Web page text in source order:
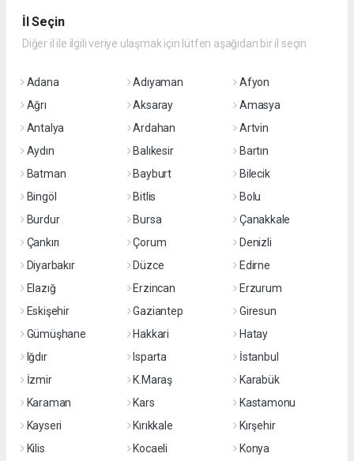
İl Seçin
Diğer il ile ilgili veriye ulaşmak için lütfen aşağıdan bir il seçin
Adana Adıyaman
Afyon
Ağrı
Aksaray
Amasya
Antalya
Ardahan
Artvin
Aydın
Balıkesir
Bartın
Batman
Bayburt
Bilecik
Bingöl
Bitlis
Bolu
Burdur
Bursa
Çanakkale
Çankırı
Çorum
Denizli
Diyarbakır
Düzce
Edirne
Elazığ
Erzincan
Erzurum
Eskişehir
Gaziantep
Giresun
Gümüşhane
Hakkari
Hatay
Iğdır
Isparta
İstanbul
İzmir
K.Maraş
Karabük
Karaman
Kars
Kastamonu
Kayseri
Kırıkkale
Kırşehir
Kilis
Kocaeli
Konya